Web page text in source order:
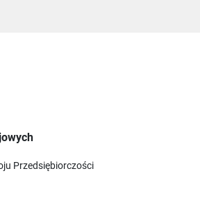
Przedsiębiorczości